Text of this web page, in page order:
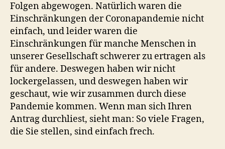
Folgen abgewogen. Natürlich waren die
Einschränkungen der Coronapandemie nicht
einfach, und leider waren die
Einschränkungen für manche Menschen in
unserer Gesellschaft schwerer zu ertragen als
für andere. Deswegen haben wir nicht
lockergelassen, und deswegen haben wir
geschaut, wie wir zusammen durch diese
Pandemie kommen. Wenn man sich Ihren
Antrag durchliest, sieht man: So viele Fragen,
die Sie stellen, sind einfach frech.